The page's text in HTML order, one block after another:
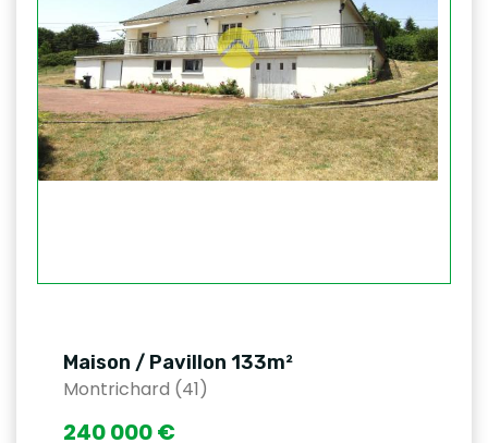
Maison / Pavillon 133m²
Montrichard (41)
240 000 €